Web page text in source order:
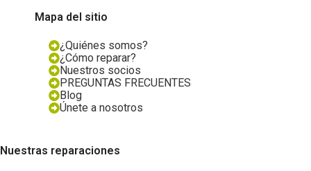
Mapa del sitio
¿Quiénes somos?
¿Cómo reparar?
Nuestros socios
PREGUNTAS FRECUENTES
Blog
Únete a nosotros
Nuestras reparaciones